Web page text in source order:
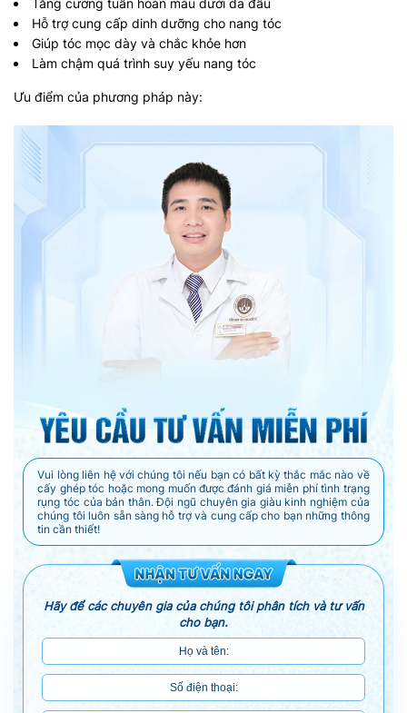
Hỗ trợ cung cấp dinh dưỡng cho nang tóc
Giúp tóc mọc dày và chắc khỏe hơn
Làm chậm quá trình suy yếu nang tóc
Ưu điểm của phương pháp này:
Vui lòng liên hệ với chúng tôi nếu bạn có bất kỳ thắc mắc nào về
cấy ghép tóc hoặc mong muốn được đánh giá miễn phí tình trạng
rụng tóc của bản thân. Đội ngũ chuyên gia giàu kinh nghiệm của
chúng tôi luôn sẵn sàng hỗ trợ và cung cấp cho bạn những thông
tin cần thiết!
Hãy để các chuyên gia của chúng tôi phân tích và tư vấn
cho bạn.